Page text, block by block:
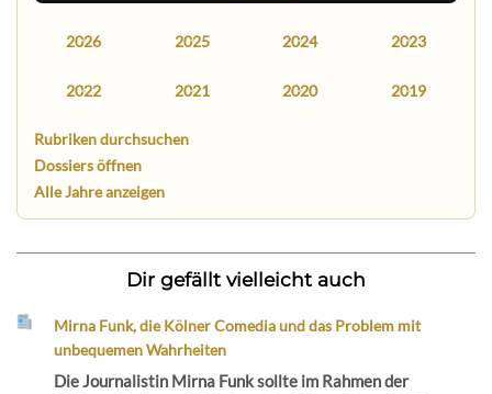
2026 2025 2024 2023
2022 2021 2020 2019
Rubriken durchsuchen
Dossiers öffnen
Alle Jahre anzeigen
Dir gefällt vielleicht auch
Mirna Funk, die Kölner Comedia und das Problem mit
unbequemen Wahrheiten
Die Journalistin Mirna Funk sollte im Rahmen der